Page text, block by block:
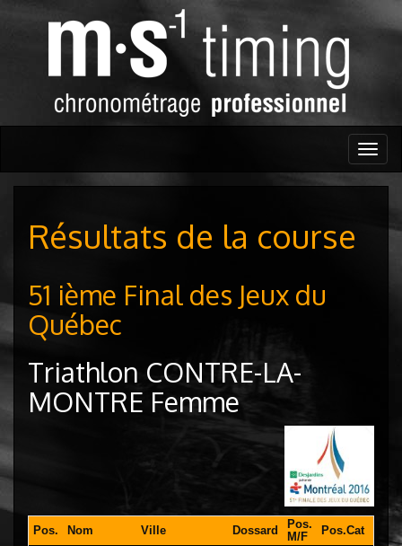
Résultats de la course
51 ième Final des Jeux du
Québec
Triathlon CONTRE-LA-
MONTRE Femme
Pos. Nom Ville Dossard
Pos.
M/F
Pos.Cat